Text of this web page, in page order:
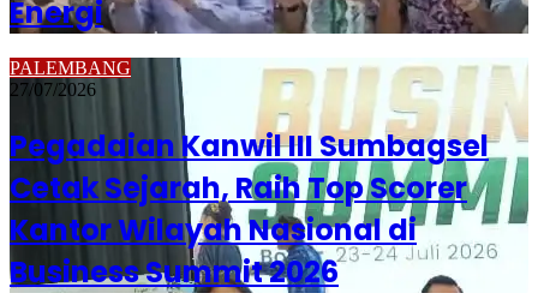
Energi
PALEMBANG
27/07/2026
Pegadaian Kanwil III Sumbagsel
Cetak Sejarah, Raih Top Scorer
Kantor Wilayah Nasional di
Business Summit 2026